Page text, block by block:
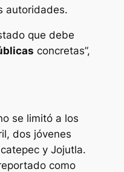
autoridades.
que debe
concretas”,
se limitó a los
dos jóvenes
y Jojutla.
como